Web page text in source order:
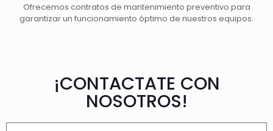
Ofrecemos contratos de mantenimiento preventivo para
garantizar un funcionamiento óptimo de nuestros equipos.
¡CONTACTATE CON
NOSOTROS!